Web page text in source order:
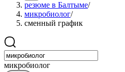
резюме в Балтыме/
микробиолог/
сменный график
микробиолог